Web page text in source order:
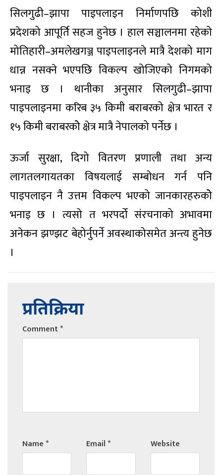
सिलगुढी–झापा पाइपलाइन निर्माणपछि कोशी
प्रदेशको आपूर्ति सहज हुनेछ । हाल सञ्चालनमा रहेको
मोतिहारी–अमलेखगञ्ज पाइपलाइनले मात्रै देशको माग
धान्न नसक्ने भएपछि विकल्प खोजिएको निगमको
भनाइ छ । थानीका अनुसार सिलगुढी–झापा
पाइपलाइनमा करिब ३५ किमी बराबरको क्षेत्र भारत र
१५ किमी बराबरकोे क्षेत्र मात्रै नेपालको पर्नेछ ।
ऊर्जा सुरक्षा, दिगो वितरण प्रणाली तथा अन्य
लागतलगायतका विषयलाई सम्बोधन गर्न पनि
पाइपलाइन नै उत्तम विकल्प भएको जानकारहरुकोे
भनाइ छ । त्यसो त भरपर्दो संरचनाको अभावमा
अनेकन झण्झट बेहोर्नुपर्ने अवस्थाकोसमेत अन्त्य हुनेछ
।
प्रतिक्रिया
Comment*
Name* Email* Website